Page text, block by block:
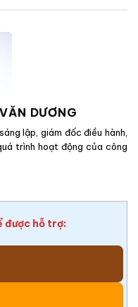
DƯƠNG
lập, giám đốc điều hành,
trình hoạt động của công
được hỗ trợ: